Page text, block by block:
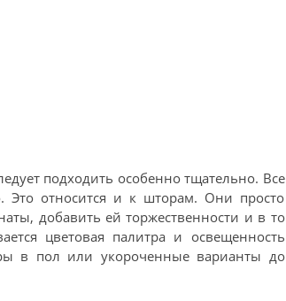
подходить особенно тщательно. Все
Это относится и к шторам. Они просто
добавить ей торжественности и в то
цветовая палитра и освещенность
в пол или укороченные варианты до